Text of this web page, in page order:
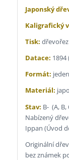
Japonský
Kaligrafický
Tisk: dřevořez
Datace: 1894
Formát:
Materiál:
Stav: B- (A,
Nabízený
Ippan (Úvod
Originální
bez známek